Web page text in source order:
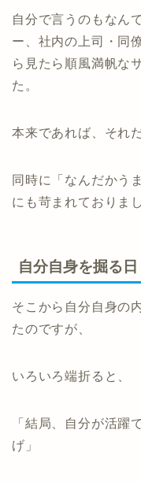
自分で言うのもなん
ー、社内の上司・同
ら見たら順風満帆な
た。
本来であれば、それ
同時に「なんだかう
にも苛まれておりま
自分自身を掘る日
そこから自分自身の
たのですが、
いろいろ端折ると、
「結局、自分が活躍
げ」